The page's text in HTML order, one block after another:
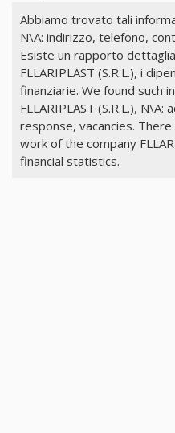
Abbiamo trovato tali
N\A: indirizzo, telefono,
Esiste un rapporto
FLLARIPLAST (S.R.L.), i
finanziarie. We found such
FLLARIPLAST (S.R.L.),
response, vacancies.
work of the company
financial statistics.